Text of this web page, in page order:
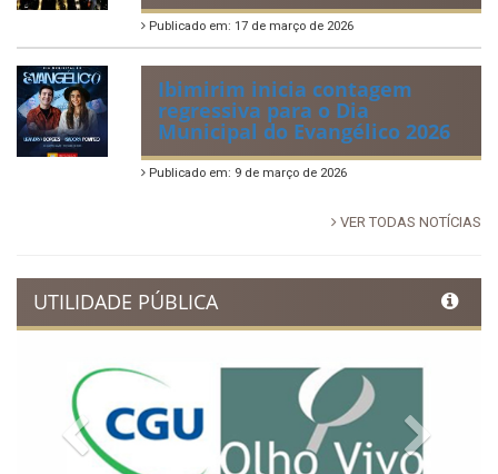
Publicado em: 17 de março de 2026
Ibimirim inicia contagem
regressiva para o Dia
Municipal do Evangélico 2026
Publicado em: 9 de março de 2026
VER TODAS NOTÍCIAS
UTILIDADE PÚBLICA
Previous